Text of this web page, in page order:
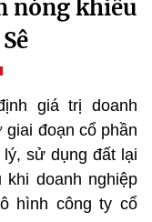
nóng khiếu
giá trị doanh
giai đoạn cổ phần
sử dụng đất lại
doanh nghiệp
hình công ty cổ